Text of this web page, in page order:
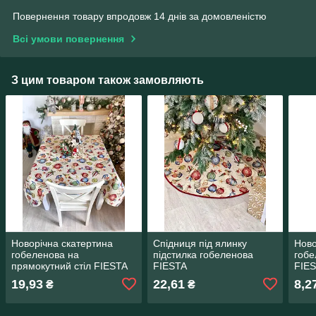
Повернення товару впродовж 14 днів за домовленістю
Всі умови повернення
З цим товаром також замовляють
Новорічна скатертина
гобеленова на
прямокутний стіл FIESTA
19,93 ₴
Спідниця під ялинку
підстилка гобеленова
FIESTA
22,61₴